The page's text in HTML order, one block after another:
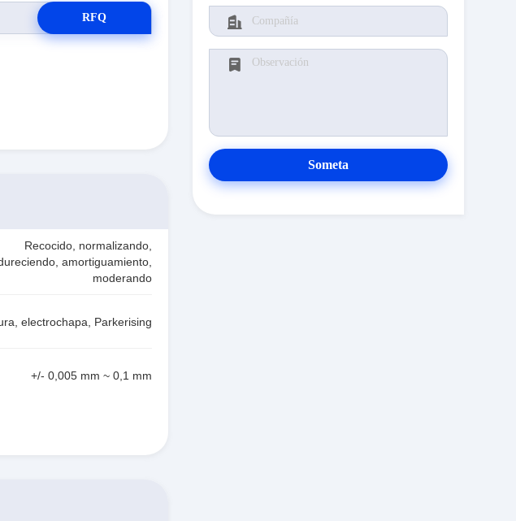
RFQ
Recocido, normalizando,
amortiguamiento,
moderando
electrochapa, Parkerising
+/- 0,005 mm ~ 0,1 mm
Someta